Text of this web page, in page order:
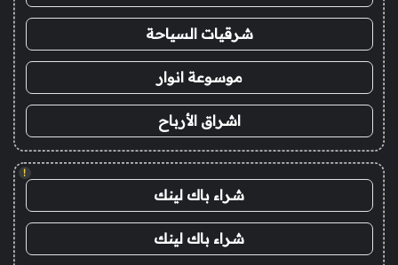
شرقيات السياحة
موسوعة انوار
اشراق الأرباح
!
شراء باك لينك
شراء باك لينك